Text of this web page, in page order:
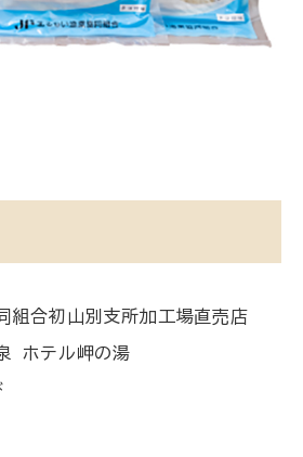
組合初山別支所加工場直売店
ホテル岬の湯